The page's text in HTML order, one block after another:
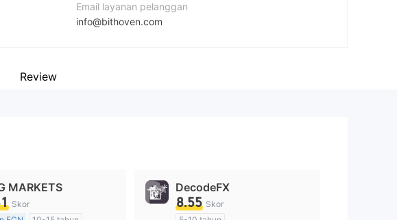
Email layanan pelanggan
info@bithoven.com
Review
MARKETS
Skor
DecodeFX
8.55 Skor